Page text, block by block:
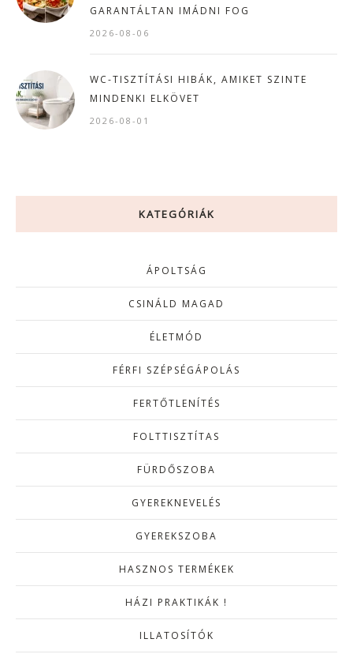
GARANTÁLTAN IMÁDNI FOG
2026-08-06
WC-TISZTÍTÁSI HIBÁK, AMIKET SZINTE
MINDENKI ELKÖVET
2026-08-01
KATEGÓRIÁK
ÁPOLTSÁG
CSINÁLD MAGAD
ÉLETMÓD
FÉRFI SZÉPSÉGÁPOLÁS
FERTŐTLENÍTÉS
FOLTTISZTÍTAS
FÜRDŐSZOBA
GYEREKNEVELÉS
GYEREKSZOBA
HASZNOS TERMÉKEK
HÁZI PRAKTIKÁK !
ILLATOSÍTÓK